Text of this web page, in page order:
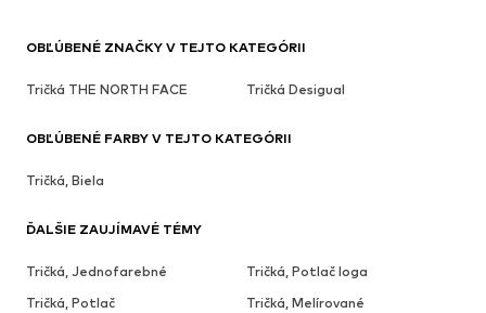
OBĽÚBENÉ ZNAČKY V TEJTO KATEGÓRII
Tričká THE NORTH FACE Tričká Desigual
OBĽÚBENÉ FARBY V TEJTO KATEGÓRII
Tričká, Biela
ĎALŠIE ZAUJÍMAVÉ TÉMY
Tričká, Jednofarebné
Tričká, Potlač loga
Tričká, Potlač
Tričká, Melírované